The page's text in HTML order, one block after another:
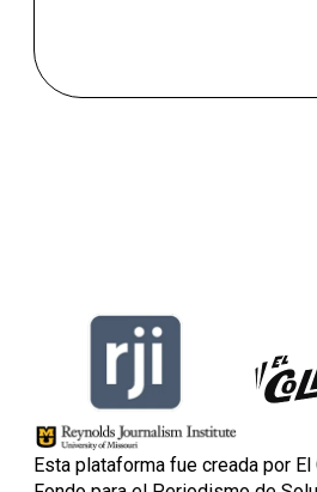
Esta plataforma fue creada por